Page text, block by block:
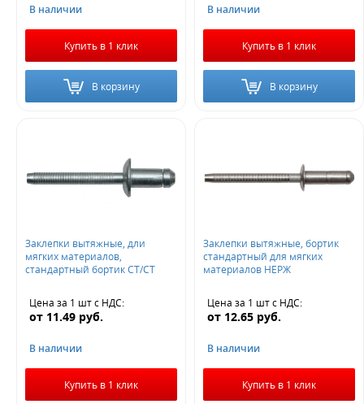
В наличии
Купить в 1 клик
В корзину
В наличии
Купить в 1 клик
В корзину
Заклепки вытяжные, дли
мягких материалов,
стандартный бортик СТ/СТ
Цена за 1 штс НДС:
от 11.49 руб.
В наличии
Купить в 1 клик
Заклепки вытяжные, бортик
стандартный для мягких
материалов НЕРЖ
Цена за 1 штс НДС:
от 12.65 руб.
В наличии
Купить в 1 клик